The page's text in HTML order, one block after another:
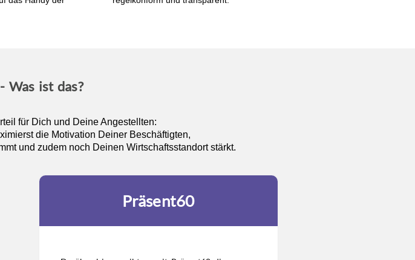
Was ist das?
für Dich und Deine Angestellten:
die Motivation Deiner Beschäftigten,
und zudem noch Deinen Wirtschaftsstandort stärkt.
Präsent60